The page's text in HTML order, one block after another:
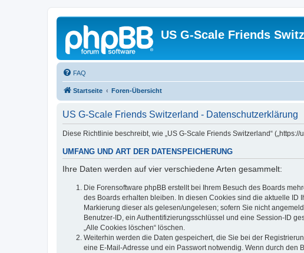
US G-Scale Friends
FAQ
Startseite Foren-Übersicht
US G-Scale Friends Switzerland - Datenschutzerklärung
Diese Richtlinie beschreibt, wie „US G-Scale Friends Switzerland“
UMFANG UND ART DER DATENSPEICHERUNG
Ihre Daten werden auf vier verschiedene Arten gesammelt:
Die Forensoftware phpBB erstellt bei Ihrem Besuch des Boards
des Boards erhalten bleiben. In diesen Cookies sind die aktuelle
Markierung dieser als gelesen/ungelesen; sofern Sie nicht
Benutzer-ID, ein Authentifizierungsschlüssel und eine Session-ID
„Alle Cookies löschen“ löschen.
Weiterhin werden die Daten gespeichert, die Sie bei der
eine E-Mail-Adresse und ein Passwort notwendig. Wenn durch